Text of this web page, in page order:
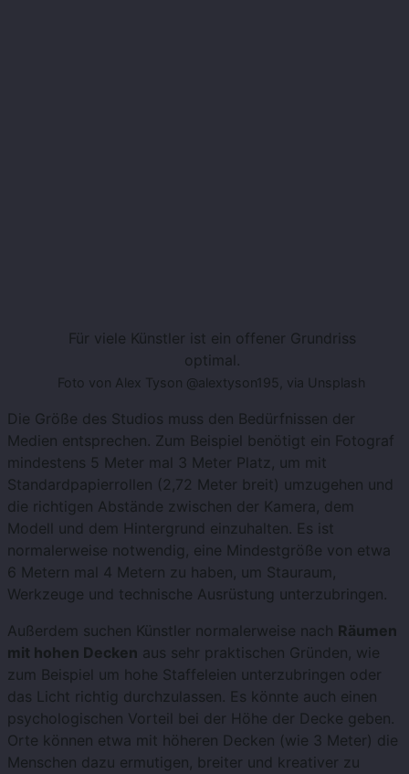
Für viele Künstler ist ein offener Grundriss
optimal.
Foto von Alex Tyson @alextyson195, via Unsplash
Die Größe des Studios muss den Bedürfnissen der
Medien entsprechen. Zum Beispiel benötigt ein Fotograf
mindestens 5 Meter mal 3 Meter Platz, um mit
Standardpapierrollen (2,72 Meter breit) umzugehen und
die richtigen Abstände zwischen der Kamera, dem
Modell und dem Hintergrund einzuhalten. Es ist
normalerweise notwendig, eine Mindestgröße von etwa
6 Metern mal 4 Metern zu haben, um Stauraum,
Werkzeuge und technische Ausrüstung unterzubringen.
Außerdem suchen Künstler normalerweise nach Räumen
mit hohen Decken aus sehr praktischen Gründen, wie
zum Beispiel um hohe Staffeleien unterzubringen oder
das Licht richtig durchzulassen. Es könnte auch einen
psychologischen Vorteil bei der Höhe der Decke geben.
Orte können etwa mit höheren Decken (wie 3 Meter) die
Menschen dazu ermutigen, breiter und kreativer zu